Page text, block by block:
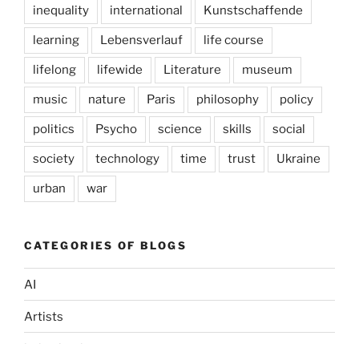
inequality international Kunstschaffende
learning Lebensverlauf life course
lifelong lifewide Literature museum
music nature Paris philosophy policy
politics Psycho science skills social
society technology time trust Ukraine
urban war
CATEGORIES OF BLOGS
AI
Artists